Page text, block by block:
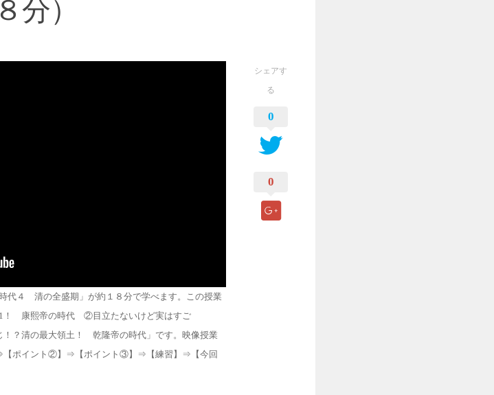
）
代４ 清の全盛期」が約１８分で学べます。この授業
！ 康熙帝の時代 ②目立たないけど実はすご
？清の最大領土！ 乾隆帝の時代」です。映像授業
【ポイント②】⇒【ポイント③】⇒【練習】⇒【今回
シェアす
る
0
0